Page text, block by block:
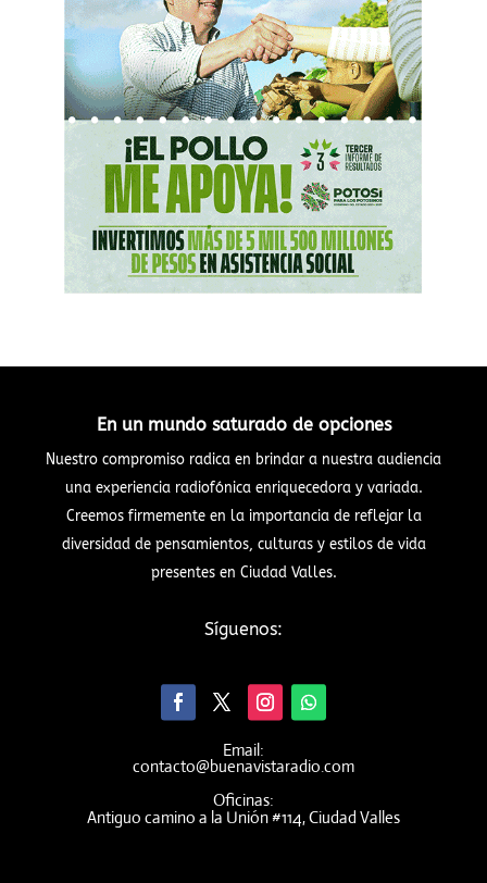
En un mundo saturado de opciones
Nuestro compromiso radica en brindar a nuestra audiencia
una experiencia radiofónica enriquecedora y variada.
Creemos firmemente en la importancia de reflejar la
diversidad de pensamientos, culturas y estilos de vida
presentes en Ciudad Valles.
Síguenos:
Email:
contacto@buenavistaradio.com
Oficinas:
Antiguo camino a la Unión #114, Ciudad Valles